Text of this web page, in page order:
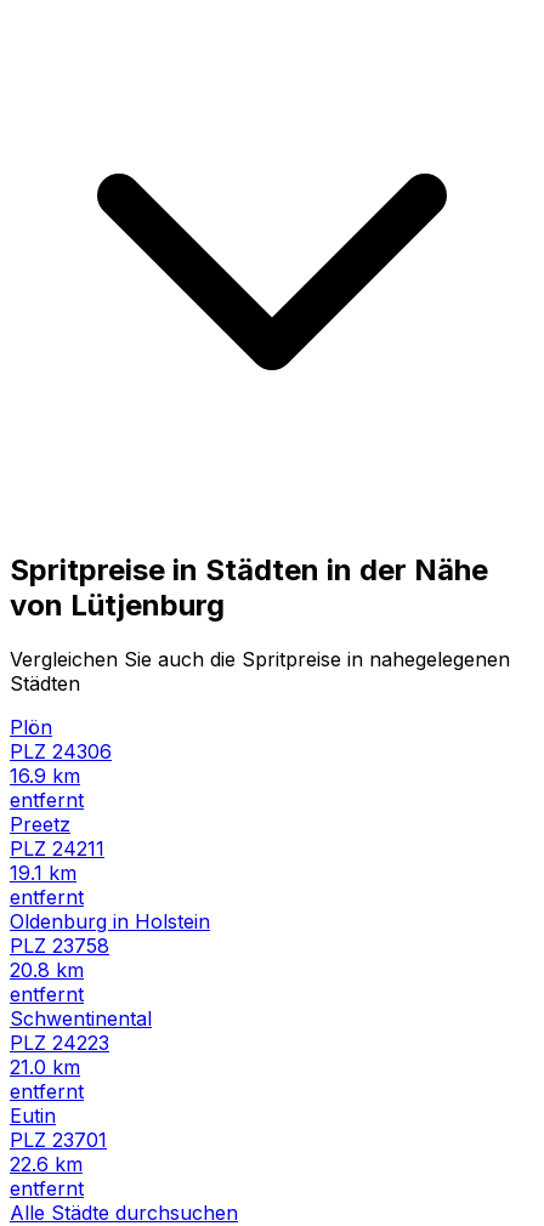
Spritpreise in Städten in der Nähe
von Lütjenburg
Vergleichen Sie auch die Spritpreise in nahegelegenen
Städten
Plön
PLZ 24306
16.9 km
entfernt
Preetz
PLZ 24211
19.1 km
entfernt
Oldenburg in Holstein
PLZ 23758
20.8 km
entfernt
Schwentinental
PLZ 24223
21.0 km
entfernt
Eutin
PLZ 23701
22.6 km
entfernt
Alle Städte durchsuchen